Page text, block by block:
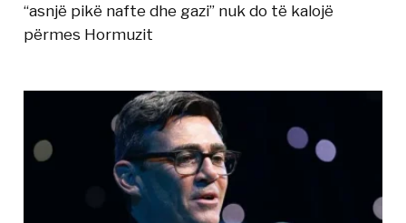
“asnjë pikë nafte dhe gazi” nuk do të kalojë
përmes Hormuzit